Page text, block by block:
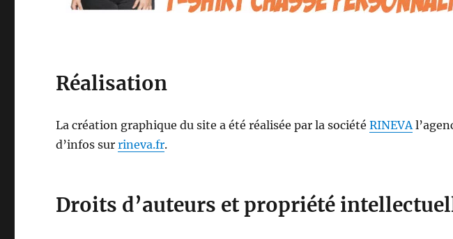
Réalisation
La création graphique du site a été réalisée par la sociétéRINEVA
d’infos surrineva.fr.
Droits d’auteurs et propriété